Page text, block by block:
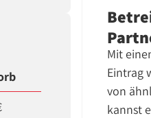
Mit
Eintrag
von
kannst